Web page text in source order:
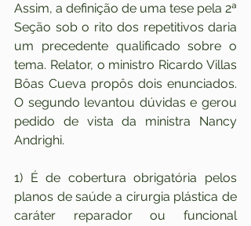
Assim, a definição de uma tese pela 2ª
Seção sob o rito dos repetitivos daria
um precedente qualificado sobre o
tema. Relator, o ministro Ricardo Villas
Bôas Cueva propôs dois enunciados.
O segundo levantou dúvidas e gerou
pedido de vista da ministra Nancy
Andrighi.
1) É de cobertura obrigatória pelos
planos de saúde a cirurgia plástica de
caráter reparador ou funcional